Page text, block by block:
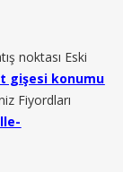
noktası Eski
gişesi konumu
Fiyordları